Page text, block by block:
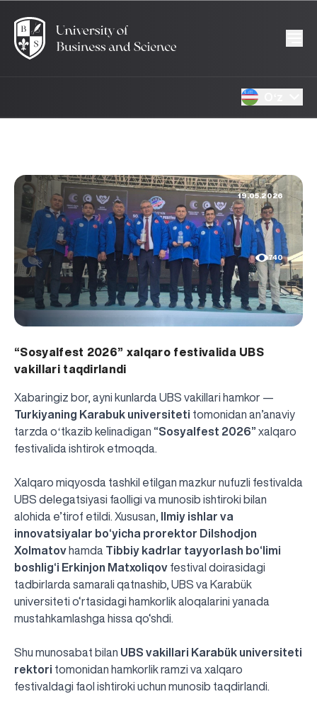
19.05.2026
740
“Sosyalfest 2026” xalqaro festivalida UBS
vakillari taqdirlandi
Xabaringiz bor, ayni kunlarda UBS vakillari hamkor —
Turkiyaning Karabuk universiteti tomonidan an’anaviy
tarzda oʻtkazib kelinadigan “Sosyalfest 2026” xalqaro
festivalida ishtirok etmoqda.
Xalqaro miqyosda tashkil etilgan mazkur nufuzli festivalda
UBS delegatsiyasi faolligi va munosib ishtiroki bilan
alohida e’tirof etildi. Xususan, Ilmiy ishlar va
innovatsiyalar bo‘yicha prorektor Dilshodjon
Xolmatovhamda Tibbiy kadrlar tayyorlash bo‘limi
boshlig‘i Erkinjon Matxoliqov festival doirasidagi
tadbirlarda samarali qatnashib, UBS va Karabük
universiteti o‘rtasidagi hamkorlik aloqalarini yanada
mustahkamlashga hissa qo‘shdi.
Shu munosabat bilan UBS vakillari Karabük universiteti
rektori tomonidan hamkorlik ramzi va xalqaro
festivaldagi faol ishtiroki uchun munosib taqdirlandi.